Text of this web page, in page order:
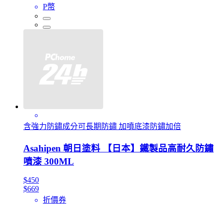
P幣
含強力防鏽成分可長期防鏽 加噴底漆防鏽加倍
Asahipen 朝日塗料 【日本】鐵製品高耐久防鏽
噴漆 300ML
$450
$669
折價券